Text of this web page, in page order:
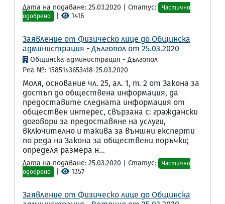
Дата на подаване: 25.03.2020 | Статус:
Частично
одобрено
1416
Заявление от Физическо лице до Общинска
администрация - Дългопол от 25.03.2020
Общинска администрация - Дългопол
Рег. №: 1585143653418-25.03.2020
Моля, основание чл. 25, ал. 1, т. 2 от Закона за
достъп до обществена информация, да
предоставите следната информация от
обществен интерес, свързана с: граждански
договори за предоставяне на услуги,
включително и такива за външни експерти
по реда на Закона за обществени поръчки;
определя размера н...
Дата на подаване: 25.03.2020 | Статус:
Частично
одобрено
1357
Заявление от Физическо лице до Общинска